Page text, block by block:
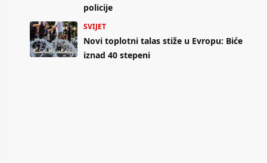
policije
SVIJET
Novi toplotni talas stiže u Evropu: Biće
iznad 40 stepeni